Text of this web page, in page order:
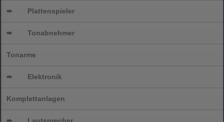
➨ Plattenspieler
➨ Tonabnehmer
Tonarme
➨ Elektronik
Komplettanlagen